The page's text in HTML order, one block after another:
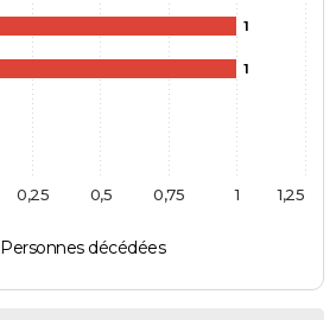
1
1
Personnes décédées
1
0,25 0,5 0,75 1,25